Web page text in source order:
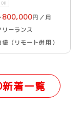
800,000円／月
リーランス
袋（リモート併用）
着一覧